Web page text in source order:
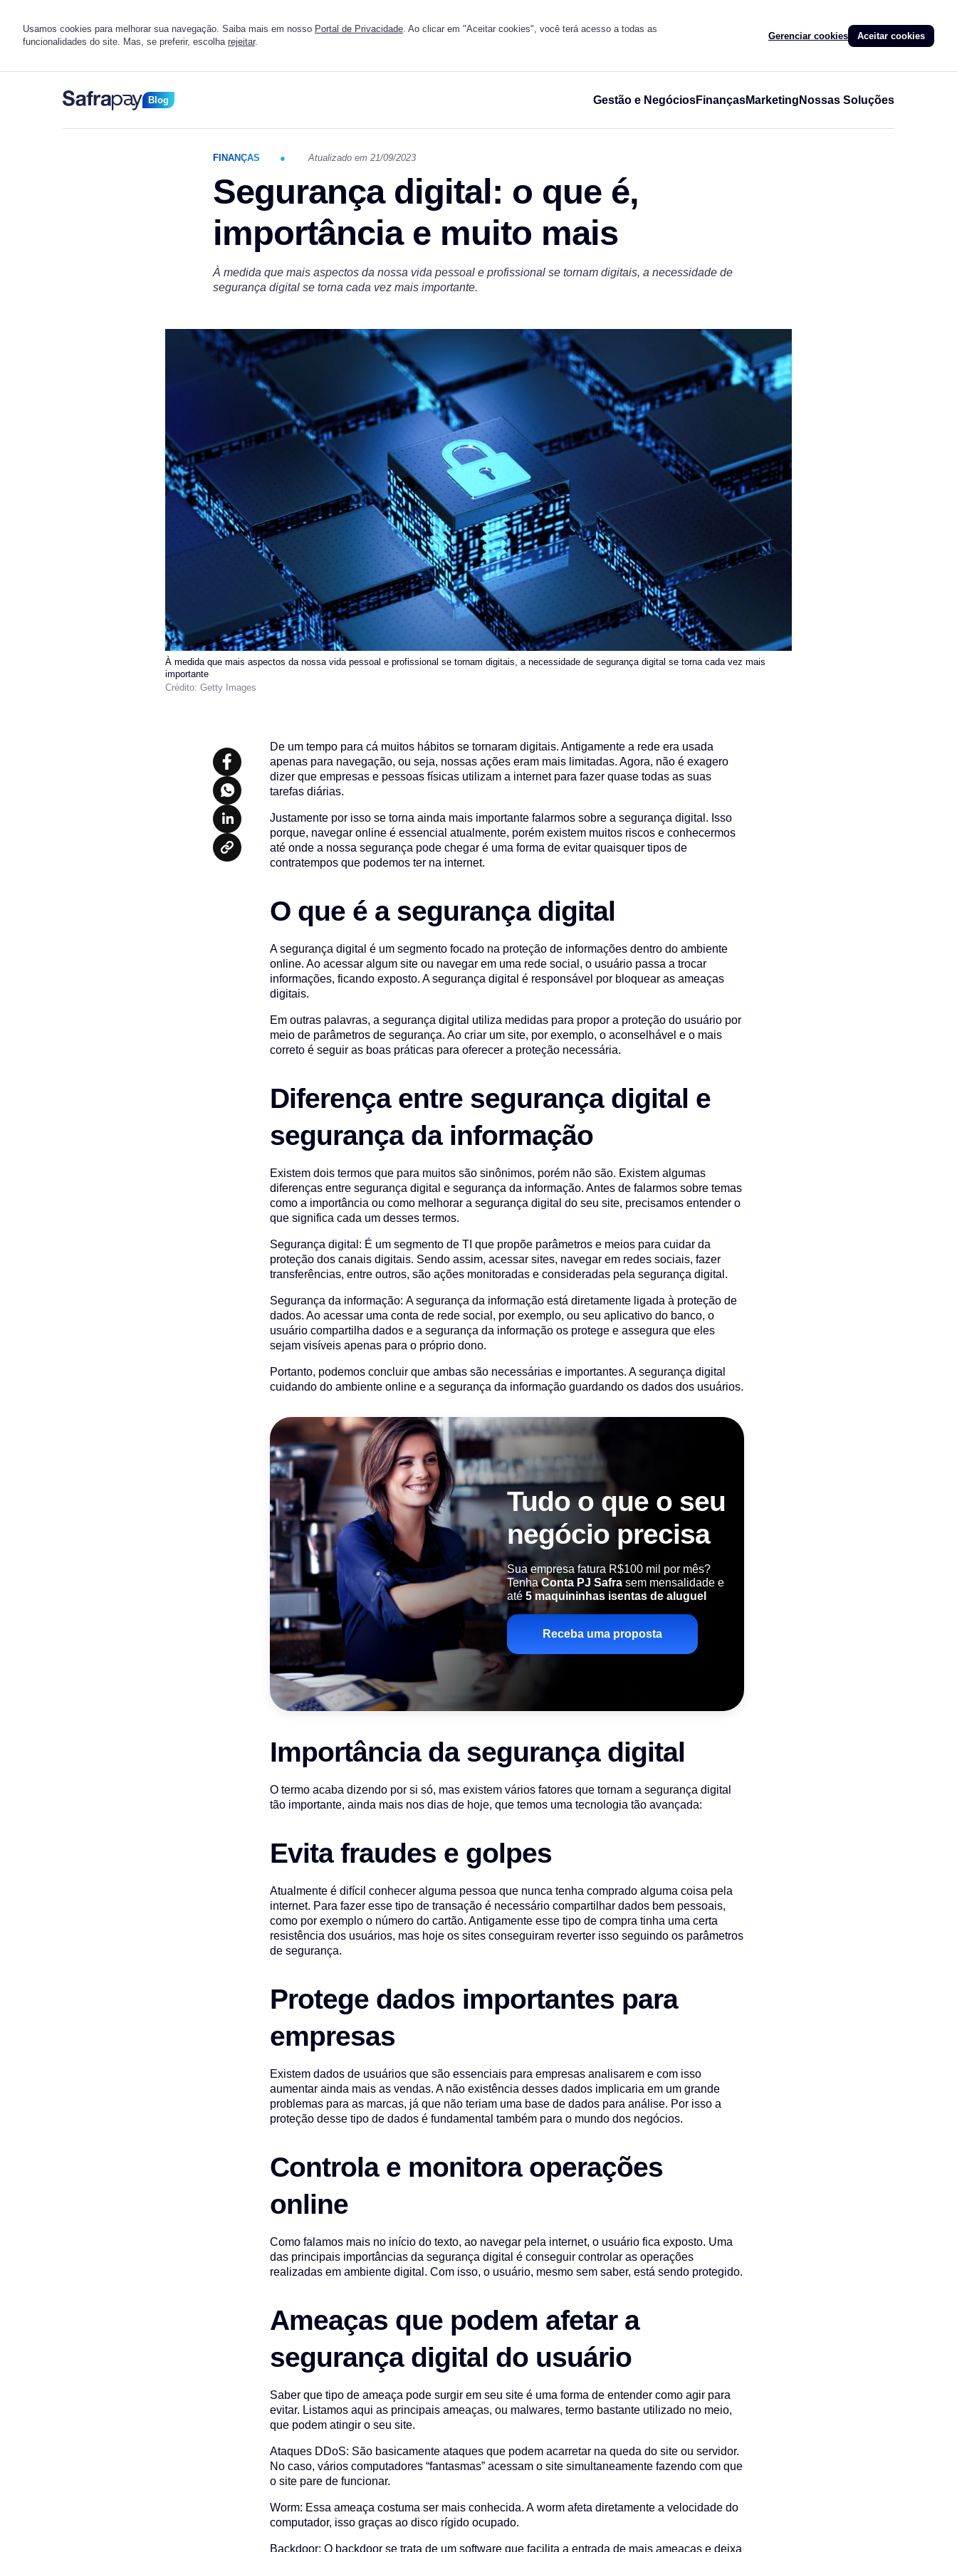
Usamos cookies para melhorar sua navegação. Saiba mais em nosso Portal de Privacidade. Ao clicar em "Aceitar cookies", você terá acesso a todas as
funcionalidades do site. Mas, se preferir, escolha rejeitar.
Gerenciar cookies Aceitar cookies
Blog Gestão e NegóciosFinançasMarketing Nossas Soluções
FINANÇAS Atualizado em 21/09/2023
Segurança digital: o que é,
importância e muito mais
À medida que mais aspectos da nossa vida pessoal e profissional se tornam digitais, a necessidade de
segurança digital se torna cada vez mais importante.
À medida que mais aspectos da nossa vida pessoal e profissional se tornam digitais, a necessidade de segurança digital se torna cada vez mais
importante
Crédito: Getty Images
De um tempo para cá muitos hábitos se tornaram digitais. Antigamente a rede era usada
apenas para navegação, ou seja, nossas ações eram mais limitadas. Agora, não é exagero
dizer que empresas e pessoas físicas utilizam a internet para fazer quase todas as suas
tarefas diárias.
Justamente por isso se torna ainda mais importante falarmos sobre a segurança digital. Isso
porque, navegar online é essencial atualmente, porém existem muitos riscos e conhecermos
até onde a nossa segurança pode chegar é uma forma de evitar quaisquer tipos de
contratempos que podemos ter na internet.
O que é a segurança digital
A segurança digital é um segmento focado na proteção de informações dentro do ambiente
online. Ao acessar algum site ou navegar em uma rede social, o usuário passa a trocar
informações, ficando exposto. A segurança digital é responsável por bloquear as ameaças
digitais.
Em outras palavras, a segurança digital utiliza medidas para propor a proteção do usuário por
meio de parâmetros de segurança. Ao criar um site, por exemplo, o aconselhável e o mais
correto é seguir as boas práticas para oferecer a proteção necessária.
Diferença entre segurança digital e
segurança da informação
Existem dois termos que para muitos são sinônimos, porém não são. Existem algumas
diferenças entre segurança digital e segurança da informação. Antes de falarmos sobre temas
como a importância ou como melhorar a segurança digital do seu site, precisamos entender o
que significa cada um desses termos.
Segurança digital: É um segmento de TI que propõe parâmetros e meios para cuidar da
proteção dos canais digitais. Sendo assim, acessar sites, navegar em redes sociais, fazer
transferências, entre outros, são ações monitoradas e consideradas pela segurança digital.
Segurança da informação: A segurança da informação está diretamente ligada à proteção de
dados. Ao acessar uma conta de rede social, por exemplo, ou seu aplicativo do banco, o
usuário compartilha dados e a segurança da informação os protege e assegura que eles
sejam visíveis apenas para o próprio dono.
Portanto, podemos concluir que ambas são necessárias e importantes. A segurança digital
cuidando do ambiente online e a segurança da informação guardando os dados dos usuários.
Tudo o que o seu
negócio precisa
Sua empresa fatura R$100 mil por mês?
TenhaConta PJ Safra sem mensalidade e
até 5 maquininhas isentas de aluguel
Receba uma proposta
Importância da segurança digital
O termo acaba dizendo por si só, mas existem vários fatores que tornam a segurança digital
tão importante, ainda mais nos dias de hoje, que temos uma tecnologia tão avançada:
Evita fraudes e golpes
Atualmente é difícil conhecer alguma pessoa que nunca tenha comprado alguma coisa pela
internet. Para fazer esse tipo de transação é necessário compartilhar dados bem pessoais,
como por exemplo o número do cartão. Antigamente esse tipo de compra tinha uma certa
resistência dos usuários, mas hoje os sites conseguiram reverter isso seguindo os parâmetros
de segurança.
Protege dados importantes para
empresas
Existem dados de usuários que são essenciais para empresas analisarem e com isso
aumentar ainda mais as vendas. A não existência desses dados implicaria em um grande
problemas para as marcas, já que não teriam uma base de dados para análise. Por isso a
proteção desse tipo de dados é fundamental também para o mundo dos negócios.
Controla e monitora operações
online
Como falamos mais no início do texto, ao navegar pela internet, o usuário fica exposto. Uma
das principais importâncias da segurança digital é conseguir controlar as operações
realizadas em ambiente digital. Com isso, o usuário, mesmo sem saber, está sendo protegido.
Ameaças que podem afetar a
segurança digital do usuário
Saber que tipo de ameaça pode surgir em seu site é uma forma de entender como agir para
evitar. Listamos aqui as principais ameaças, ou malwares, termo bastante utilizado no meio,
que podem atingir o seu site.
Ataques DDoS: São basicamente ataques que podem acarretar na queda do site ou servidor.
No caso, vários computadores “fantasmas” acessam o site simultaneamente fazendo com que
o site pare de funcionar.
Worm: Essa ameaça costuma ser mais conhecida. A worm afeta diretamente a velocidade do
computador, isso graças ao disco rígido ocupado.
Backdoor: O backdoor se trata de um software que facilita a entrada de mais ameaças e deixa